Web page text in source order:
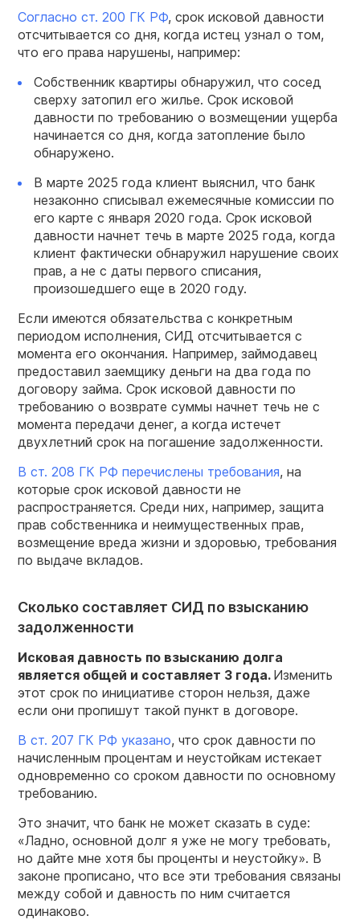
Согласно ст. 200 ГК РФ, срок исковой давности
отсчитывается со дня, когда истец узнал о том,
что его права нарушены, например:
Собственник квартиры обнаружил, что сосед
сверху затопил его жилье. Срок исковой
давности по требованию о возмещении ущерба
начинается со дня, когда затопление было
обнаружено.
В марте 2025 года клиент выяснил, что банк
незаконно списывал ежемесячные комиссии по
его карте с января 2020 года. Срок исковой
давности начнет течь в марте 2025 года, когда
клиент фактически обнаружил нарушение своих
прав, а не с даты первого списания,
произошедшего еще в 2020 году.
Если имеются обязательства с конкретным
периодом исполнения, СИД отсчитывается с
момента его окончания. Например, займодавец
предоставил заемщику деньги на два года по
договору займа. Срок исковой давности по
требованию о возврате суммы начнет течь не с
момента передачи денег, а когда истечет
двухлетний срок на погашение задолженности.
В ст. 208 ГК РФ перечислены требования, на
которые срок исковой давности не
распространяется. Среди них, например, защита
прав собственника и неимущественных прав,
возмещение вреда жизни и здоровью, требования
по выдаче вкладов.
Сколько составляет СИД по взысканию
задолженности
Исковая давность по взысканию долга
является общей и составляет 3 года. Изменить
этот срок по инициативе сторон нельзя, даже
если они пропишут такой пункт в договоре.
В ст. 207 ГК РФ указано, что срок давности по
начисленным процентам и неустойкам истекает
одновременно со сроком давности по основному
требованию.
Это значит, что банк не может сказать в суде:
«Ладно, основной долг я уже не могу требовать,
но дайте мне хотя бы проценты и неустойку». В
законе прописано, что все эти требования связаны
между собой и давность по ним считается
одинаково.